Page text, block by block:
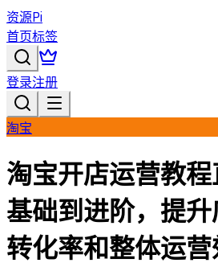
资源Pi
首页标签
登录注册
淘宝
淘宝开店运营教
基础到进阶，提升
转化率和整体运